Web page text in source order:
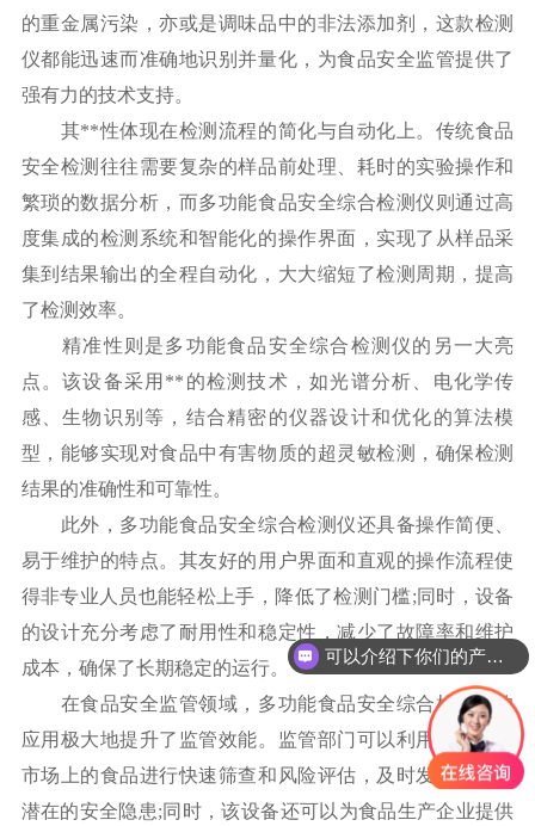
的重金属污染，亦或是调味品中的非法添加剂，这款检测
仪都能迅速而准确地识别并量化，为食品安全监管提供了
强有力的技术支持。
其**性体现在检测流程的简化与自动化上。传统食品
安全检测往往需要复杂的样品前处理、耗时的实验操作和
繁琐的数据分析，而多功能食品安全综合检测仪则通过高
度集成的检测系统和智能化的操作界面，实现了从样品采
集到结果输出的全程自动化，大大缩短了检测周期，提高
了检测效率。
精准性则是多功能食品安全综合检测仪的另一大亮
点。该设备采用**的检测技术，如光谱分析、电化学传
感、生物识别等，结合精密的仪器设计和优化的算法模
型，能够实现对食品中有害物质的超灵敏检测，确保检测
结果的准确性和可靠性。
此外，多功能食品安全综合检测仪还具备操作简便、
易于维护的特点。其友好的用户界面和直观的操作流程使
得非专业人员也能轻松上手，降低了检测门槛;同时，设备
的设计充分考虑了耐用性和稳定性，减少了故障率和维护
成本，确保了长期稳定的运行。
在食品安全监管领域，多功能食品安全综合检测仪的
应用极大地提升了监管效能。监管部门可以利用该设备对
市场上的食品进行快速筛查和风险评估，及时发现并处理
潜在的安全隐患;同时，该设备还可以为食品生产企业提供
可以介绍下你们的产品么